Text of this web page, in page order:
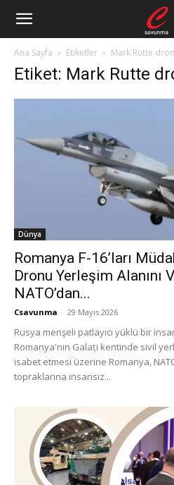
Ana Sayfa Etiketler Mark Rutte
Etiket: Mark Rutte
Dünya
Romanya F-16’ları
Dronu Yerleşim Alanını
NATO’dan...
Csavunma - 29 Mayıs 2026
Rusya menşeli patlayıcı yüklü bir
Romanya'nın Galați kentinde sivil
isabet etmesi üzerine Romanya,
topraklarına insansız...